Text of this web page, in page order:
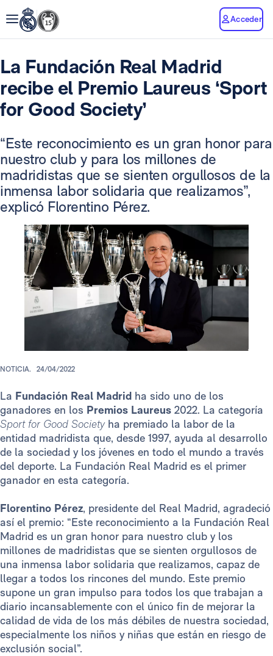
Acceder
La Fundación Real Madrid
recibe el Premio Laureus ‘Sport
for Good Society’
“Este reconocimiento es un gran honor para
nuestro club y para los millones de
madridistas que se sienten orgullosos de la
inmensa labor solidaria que realizamos”,
explicó Florentino Pérez.
NOTICIA. 24/04/2022
La Fundación Real Madrid ha sido uno de los
ganadores en los Premios Laureus 2022. La categoría
Sport for Good Societyha premiado la labor de la
entidad madridista que, desde 1997, ayuda al desarrollo
de la sociedad y los jóvenes en todo el mundo a través
del deporte. La Fundación Real Madrid es el primer
ganador en esta categoría.
Florentino Pérez, presidente del Real Madrid, agradeció
así el premio: “Este reconocimiento a la Fundación Real
Madrid es un gran honor para nuestro club y los
millones de madridistas que se sienten orgullosos de
una inmensa labor solidaria que realizamos, capaz de
llegar a todos los rincones del mundo. Este premio
supone un gran impulso para todos los que trabajan a
diario incansablemente con el único fin de mejorar la
calidad de vida de los más débiles de nuestra sociedad,
especialmente los niños y niñas que están en riesgo de
exclusión social”.